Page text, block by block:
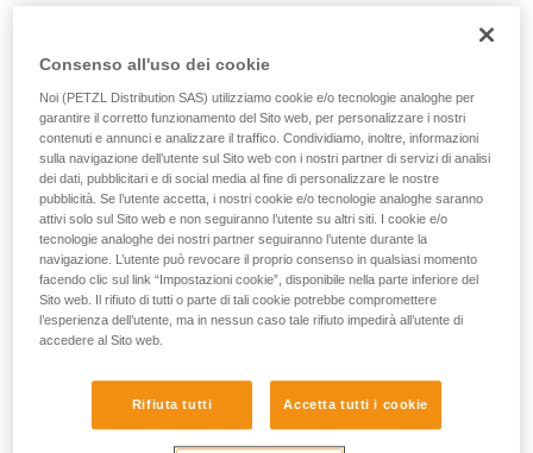
Consenso all'uso dei cookie
Noi (PETZL Distribution SAS) utilizziamo cookie e/o tecnologie analoghe per
garantire il corretto funzionamento del Sito web, per personalizzare i nostri
contenuti e annunci e analizzare il traffico. Condividiamo, inoltre, informazioni
sulla navigazione dell’utente sul Sito web con i nostri partner di servizi di analisi
dei dati, pubblicitari e di social media al fine di personalizzare le nostre
pubblicità. Se l’utente accetta, i nostri cookie e/o tecnologie analoghe saranno
attivi solo sul Sito web e non seguiranno l’utente su altri siti. I cookie e/o
tecnologie analoghe dei nostri partner seguiranno l’utente durante la
navigazione. L’utente può revocare il proprio consenso in qualsiasi momento
facendo clic sul link “Impostazioni cookie”, disponibile nella parte inferiore del
Sito web. Il rifiuto di tutti o parte di tali cookie potrebbe compromettere
l’esperienza dell’utente, ma in nessun caso tale rifiuto impedirà all’utente di
accedere al Sito web.
Rifiuta tutti Accetta tutti i cookie